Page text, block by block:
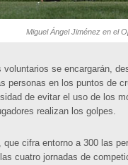
Miguel Ángel Jiménez en el
voluntarios se encargarán,
personas en los puntos de
de evitar el uso de los
realizan los golpes.
que cifra entorno a 300 las
cuatro jornadas de